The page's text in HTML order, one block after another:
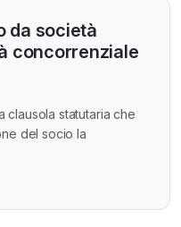
da società
concorrenziale
clausola statutaria che
del socio la